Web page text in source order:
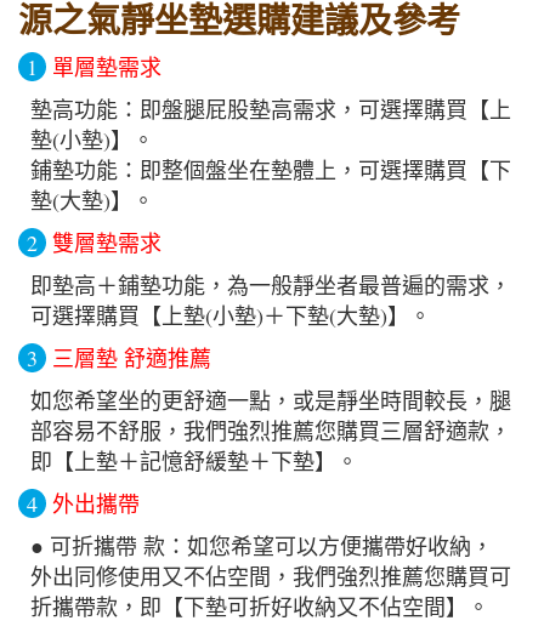
源之氣靜坐墊選購建議及參考
1
單層墊需求
墊高功能：即盤腿屁股墊高需求，可選擇購買【上
墊(小墊)】。
鋪墊功能：即整個盤坐在墊體上，可選擇購買【下
墊(大墊)】。
2 雙層墊需求
即墊高＋鋪墊功能，為一般靜坐者最普遍的需求，
可選擇購買【上墊(小墊)＋下墊(大墊)】。
3
三層墊 舒適推薦
如您希望坐的更舒適一點，或是靜坐時間較長，腿
部容易不舒服，我們強烈推薦您購買三層舒適款，
即【上墊＋記憶舒緩墊＋下墊】。
4 外出攜帶
● 可折攜帶 款：如您希望可以方便攜帶好收納，
外出同修使用又不佔空間，我們強烈推薦您購買可
折攜帶款，即【下墊可折好收納又不佔空間】。